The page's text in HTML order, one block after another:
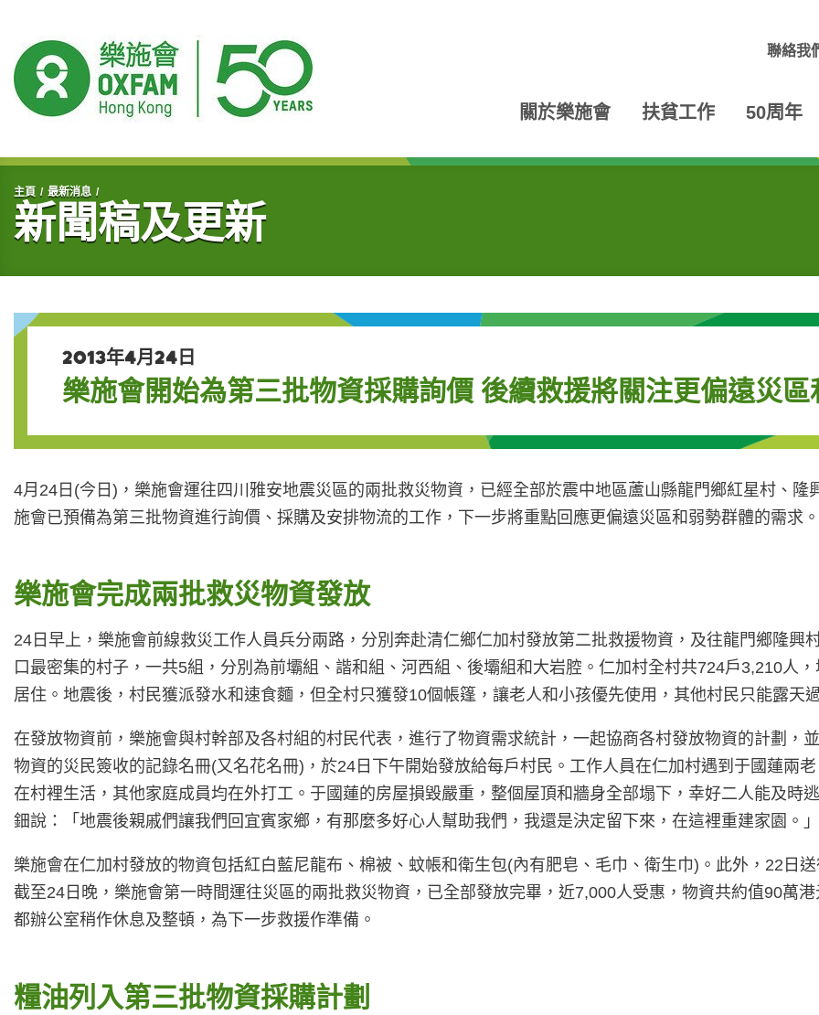
聯絡我
關於樂施會 扶貧工作 50周年
開始主要內容
主頁 最新消息
新聞稿及更新
2013年4月24日
樂施會開始為第三批物資採購詢價 後續救援將關注更偏遠災區
4月24日(今日)，樂施會運往四川雅安地震災區的兩批救災物資，已經全部於震中地區蘆山縣龍門鄉紅星村、
施會已預備為第三批物資進行詢價、採購及安排物流的工作，下一步將重點回應更偏遠災區和弱勢群體的需求。
樂施會完成兩批救災物資發放
24日早上，樂施會前線救災工作人員兵分兩路，分別奔赴清仁鄉仁加村發放第二批救援物資，及往龍門鄉隆興
口最密集的村子，一共5組，分別為前壩組、諧和組、河西組、後壩組和大岩腔。仁加村全村共724戶3,210人
居住。地震後，村民獲派發水和速食麵，但全村只獲發10個帳篷，讓老人和小孩優先使用，其他村民只能露天
在發放物資前，樂施會與村幹部及各村組的村民代表，進行了物資需求統計，一起協商各村發放物資的計劃，
物資的災民簽收的記錄名冊(又名花名冊)，於24日下午開始發放給每戶村民。工作人員在仁加村遇到于國蓮兩
在村裡生活，其他家庭成員均在外打工。于國蓮的房屋損毀嚴重，整個屋頂和牆身全部塌下，幸好二人能及時
鈿說：「地震後親戚們讓我們回宜賓家鄉，有那麼多好心人幫助我們，我還是決定留下來，在這裡重建家園。」
樂施會在仁加村發放的物資包括紅白藍尼龍布、棉被、蚊帳和衛生包(內有肥皂、毛巾、衛生巾)。此外，22日
截至24日晚，樂施會第一時間運往災區的兩批救災物資，已全部發放完畢，近7,000人受惠，物資共約值90萬
都辦公室稍作休息及整頓，為下一步救援作準備。
糧油列入第三批物資採購計劃